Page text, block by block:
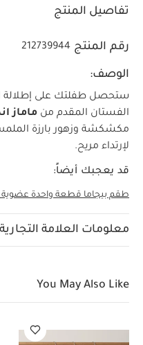
تفاصيل المنتج
رقم المنتج 212739944
الوصف:
ستحصل طفلتك على إطلالة
الفستان المقدم من ماماز
مكشكشة وزهور بارزة
لإرتداء مريح.
قد يعجبك أيضاً:
طقم بيجاما قطعة واحدة عضوية
معلومات العلامة التجارية
You May Also Like